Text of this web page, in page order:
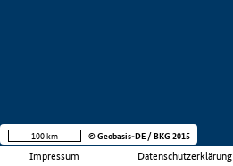
Impressum Datenschutzerklärung
100 km © Geobasis-DE / BKG 2015